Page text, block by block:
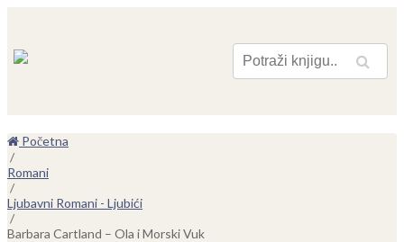
Pretraga
Početna
/
Romani
/
Ljubavni Romani - Ljubići
/
Barbara Cartland – Ola i Morski Vuk